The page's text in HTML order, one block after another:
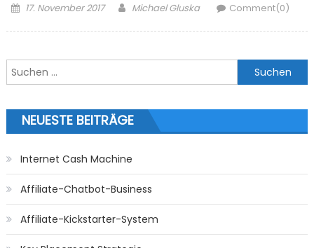
Posted on
17. November 2017 Author
Michael Gluska Comment(0)
Suchen nach:
NEUESTE BEITRÄGE
Internet Cash Machine
Affiliate-Chatbot-Business
Affiliate-Kickstarter-System